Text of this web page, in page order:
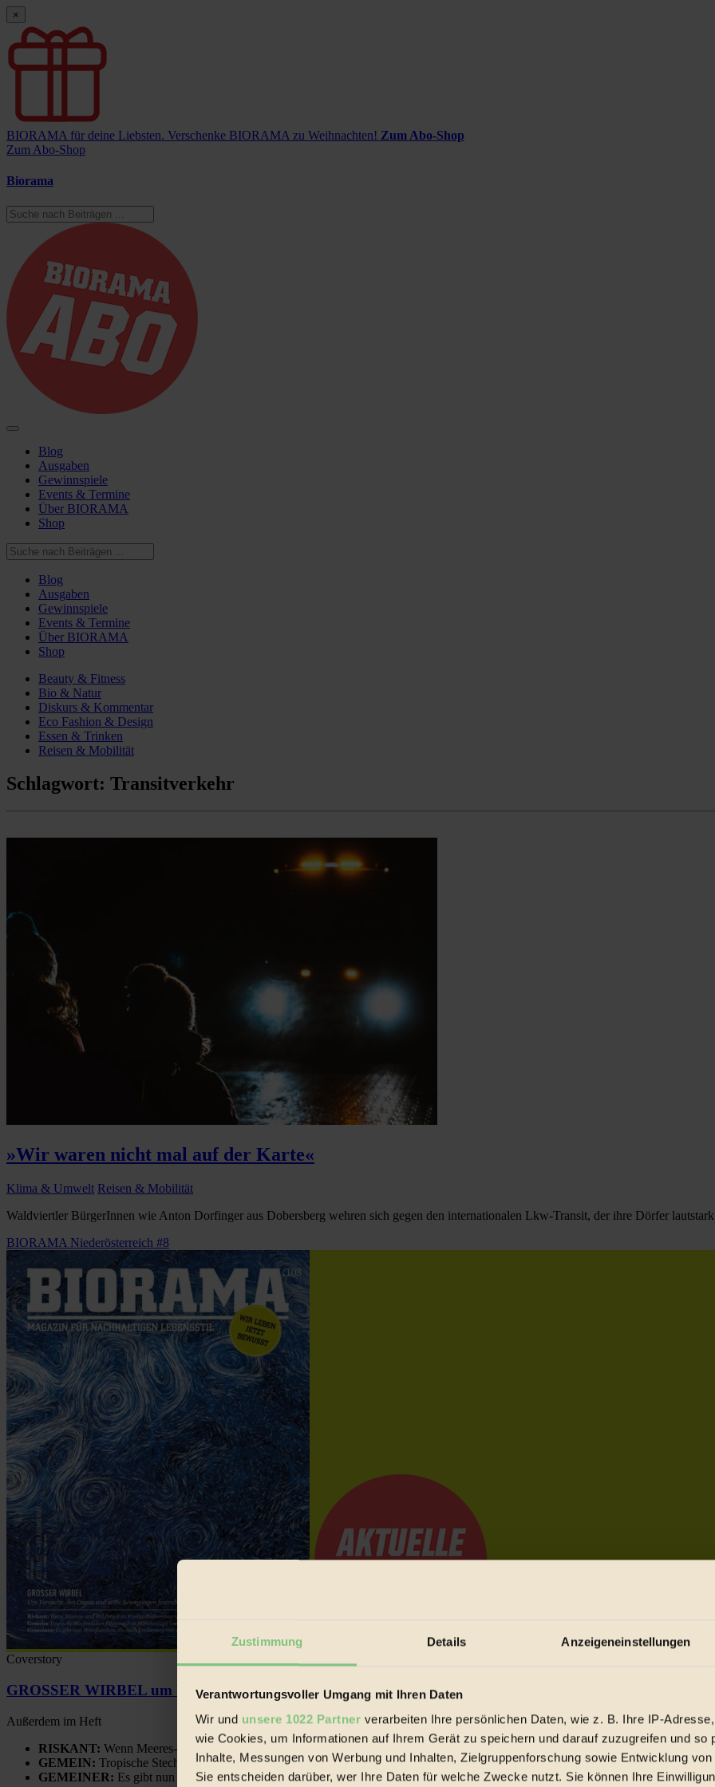
Zustimmung Details Anzeigeneinstellungen
Verantwortungsvoller Umgang mit Ihren Daten
Wir und unsere 1022 Partner verarbeiten Ihre persönlichen Daten, wie z. B. Ihre IP-
wie Cookies, um Informationen auf Ihrem Gerät zu speichern und darauf zuzugreifen und so
Inhalte, Messungen von Werbung und Inhalten, Zielgruppenforschung sowie Entwicklung
Sie entscheiden darüber, wer Ihre Daten für welche Zwecke nutzt. Sie können Ihre
×
BIORAMA für deine Liebsten. Verschenke BIORAMA zu Weihnachten! Zum Abo-Shop
Zum Abo-Shop
Biorama
Blog
Ausgaben
Gewinnspiele
Events & Termine
Über BIORAMA
Shop
Blog
Ausgaben
Gewinnspiele
Events & Termine
Über BIORAMA
Shop
Beauty & Fitness
Bio & Natur
Diskurs & Kommentar
Eco Fashion & Design
Essen & Trinken
Reisen & Mobilität
Schlagwort: Transitverkehr
»Wir waren nicht mal auf der Karte«
Klima & Umwelt Reisen & Mobilität
Waldviertler BürgerInnen wie Anton Dorfinger aus Dobersberg wehren sich gegen den internationalen Lkw-Transit, der ihre Dörfer lautstark
BIORAMA Niederösterreich #8
Coverstory
GROSSER WIRBEL um Versuche, den Ozean und seine Bewegungen festzuhalten.
Außerdem im Heft
RISKANT: Wenn Meeres- und Wildvögel im Freilandhühnerbetrieb vorbeischauen.
GEMEIN: Tropische Stechmücken fühlen sich in Mitteleuropa inziwschen oft zu Hause.
GEMEINER: Es gibt nun Weinflaschen, die nach Entleerung voll wieder zu dir zurückkommen.